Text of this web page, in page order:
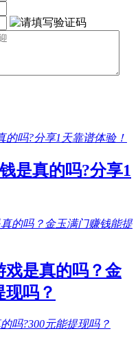
是真的吗?分享1
戏是真的吗？金
吗？